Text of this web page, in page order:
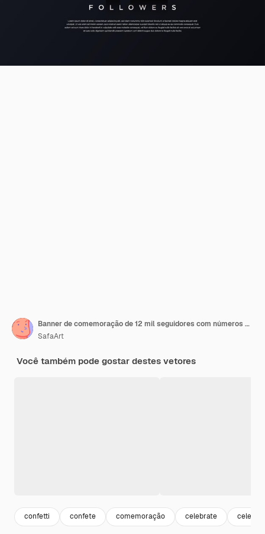
Banner de comemoração de 12 mil seguidores com números amarelos gradientes
SafaArt
Você também pode gostar destes vetores
confetti confete comemoração celebrate